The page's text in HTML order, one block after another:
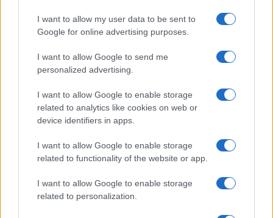
I want to allow my user data to be sent to
Google for online advertising purposes.
I want to allow Google to send me
personalized advertising.
I want to allow Google to enable storage
related to analytics like cookies on web or
device identifiers in apps.
I want to allow Google to enable storage
related to functionality of the website or app.
I want to allow Google to enable storage
related to personalization.
L’Europa ha dunque bisogno di una scossa.
Necessita di essere pragmatica e di uscire dalla
sterile prospettiva eticain cui si è infilata,
mettendo al centro il tema della competitività e
della consapevolezza che la competizione si gioca
con colossi che fanno della massa degli
investimenti la cifra delle rispettive politiche di
sviluppo. In termini concreti, significa rimettersi a
politica industriale